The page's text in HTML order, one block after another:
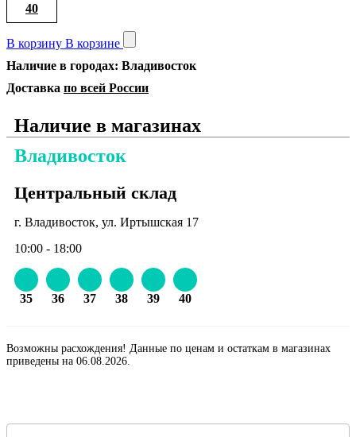
40
В корзину В корзине
Наличие в городах: Владивосток
Доставка по всей России
Наличие в магазинах
Владивосток
Центральный склад
г. Владивосток, ул. Иртышская 17
10:00 - 18:00
35 36 37 38 39 40
Возможны расхождения! Данные по ценам и остаткам в магазинах
приведены на 06.08.2026.